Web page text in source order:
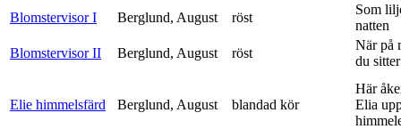
Blomstervisor I Berglund, August röst
Som
natten
Blomstervisor II
Berglund, August röst
När på
du sitter
Elie himmelsfärd Berglund, August blandad kör
Här
Elia